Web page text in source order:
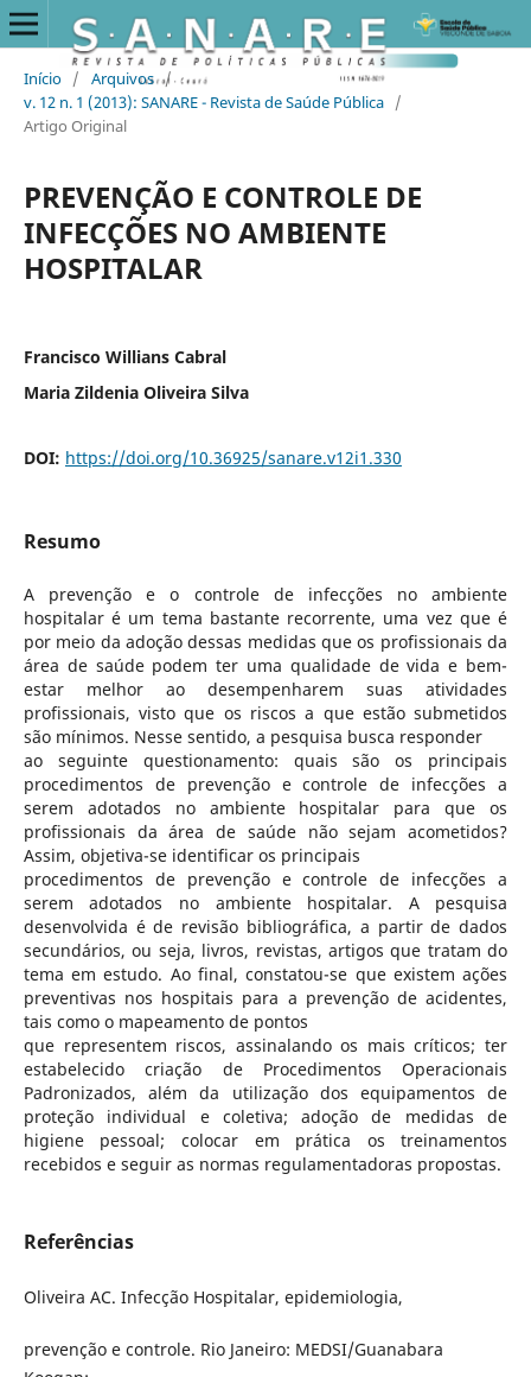
Início / Arquivos /
v. 12 n. 1 (2013): SANARE - Revista de Saúde Pública /
Artigo Original
PREVENÇÃO E CONTROLE DE
INFECÇÕES NO AMBIENTE
HOSPITALAR
Francisco Willians Cabral
Maria Zildenia Oliveira Silva
DOI: https://doi.org/10.36925/sanare.v12i1.330
Resumo
A prevenção e o controle de infecções no ambiente
hospitalar é um tema bastante recorrente, uma vez que é
por meio da adoção dessas medidas que os profissionais da
área de saúde podem ter uma qualidade de vida e bem-
estar melhor ao desempenharem suas atividades
profissionais, visto que os riscos a que estão submetidos
são mínimos. Nesse sentido, a pesquisa busca responder
ao seguinte questionamento: quais são os principais
procedimentos de prevenção e controle de infecções a
serem adotados no ambiente hospitalar para que os
profissionais da área de saúde não sejam acometidos?
Assim, objetiva-se identificar os principais
procedimentos de prevenção e controle de infecções a
serem adotados no ambiente hospitalar. A pesquisa
desenvolvida é de revisão bibliográfica, a partir de dados
secundários, ou seja, livros, revistas, artigos que tratam do
tema em estudo. Ao final, constatou-se que existem ações
preventivas nos hospitais para a prevenção de acidentes,
tais como o mapeamento de pontos
que representem riscos, assinalando os mais críticos; ter
estabelecido criação de Procedimentos Operacionais
Padronizados, além da utilização dos equipamentos de
proteção individual e coletiva; adoção de medidas de
higiene pessoal; colocar em prática os treinamentos
recebidos e seguir as normas regulamentadoras propostas.
Referências
Oliveira AC. Infecção Hospitalar, epidemiologia,
prevenção e controle. Rio Janeiro: MEDSI/Guanabara